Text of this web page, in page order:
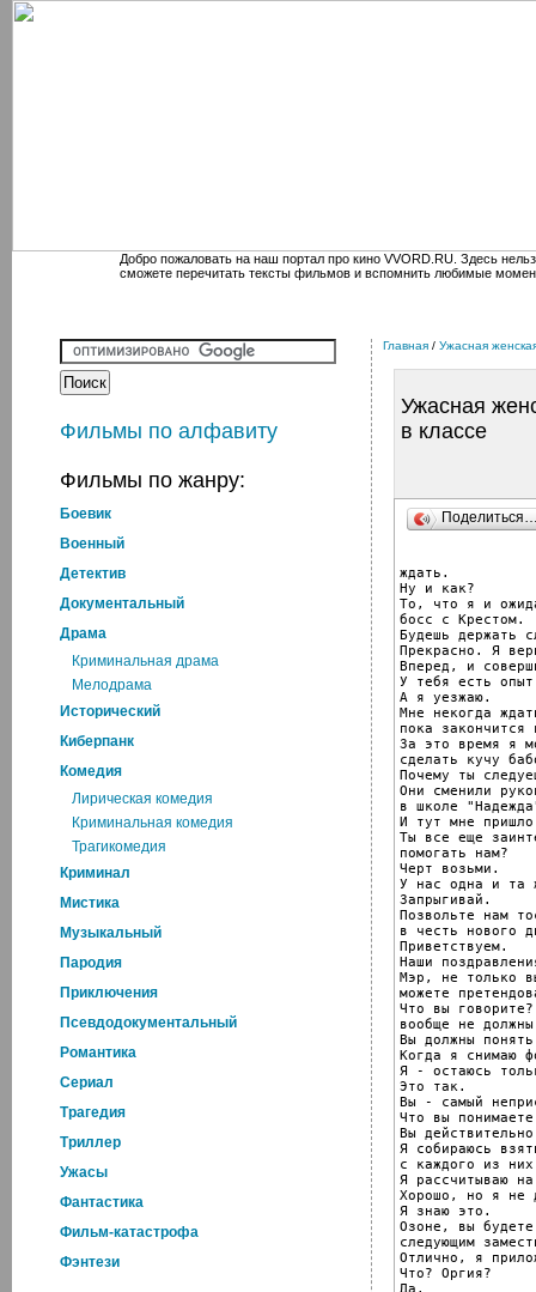
Добро пожаловать на наш портал про кино VVORD.RU. Здесь
сможете перечитать тексты фильмов и вспомнить любимые
Фильмы по алфавиту
Фильмы по жанру:
Боевик
Военный
Детектив
Документальный
Драма
Криминальная драма
Мелодрама
Исторический
Киберпанк
Комедия
Лирическая комедия
Криминальная комедия
Трагикомедия
Криминал
Мистика
Музыкальный
Пародия
Приключения
Псевдодокументальный
Романтика
Cериал
Трагедия
Триллер
Ужасы
Фантастика
Фильм-катастрофа
Фэнтези
Главная / Ужасная
Ужасная
в классе
ждать.
Ну и как?
То, что я и
босс с Крестом.
Будешь держать
Прекрасно. Я
Вперед, и
У тебя есть
А я уезжаю.
Мне некогда
пока закончится
За это время я
сделать кучу
Почему ты
Они сменили
в школе
И тут мне
Ты все еще
помогать нам?
Черт возьми.
У нас одна и та
Запрыгивай.
Позвольте нам
в честь нового
Приветствуем.
Наши
Мэр, не только
можете
Что вы
вообще не
Вы должны
Когда я снимаю
Я - остаюсь
Это так.
Вы - самый
Что вы
Вы
Я собираюсь
с каждого из
Я рассчитываю
Хорошо, но я не
Я знаю это.
Озоне, вы будете
следующим
Отлично, я
Что? Оргия?
Да.